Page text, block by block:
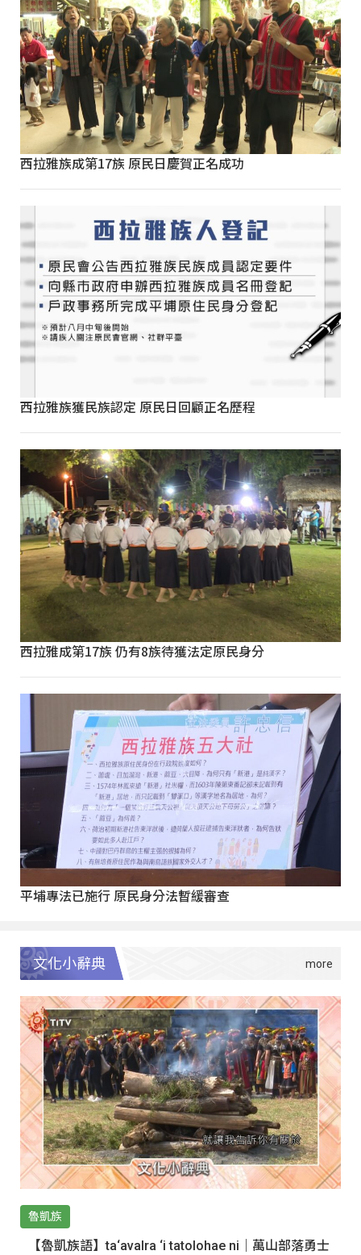
西拉雅族成第17族 原民日慶賀正名成功
西拉雅族獲民族認定 原民日回顧正名歷程
西拉雅成第17族 仍有8族待獲法定原民身分
平埔專法已施行 原民身分法暫緩審查
文化小辭典
魯凱族
【魯凱族語】ta‘avalra ‘i tatolohae ni｜萬山部落勇士